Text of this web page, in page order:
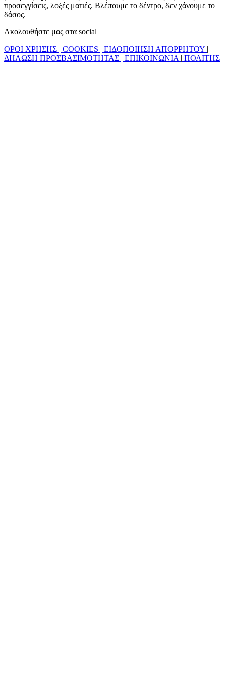
προσεγγίσεις, λοξές ματιές. Βλέπουμε το δέντρο, δεν χάνουμε το
δάσος.
Ακολουθήστε μας στα social
ΟΡΟΙ ΧΡΗΣΗΣ | COOKIES | ΕΙΔΟΠΟΙΗΣΗ ΑΠΟΡΡΗΤΟΥ |
ΔΗΛΩΣΗ ΠΡΟΣΒΑΣΙΜΟΤΗΤΑΣ | ΕΠΙΚΟΙΝΩΝΙΑ | ΠΟΛΙΤΗΣ